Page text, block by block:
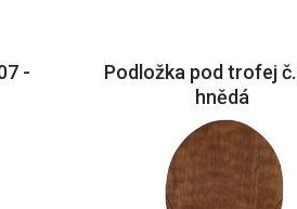
-
Podložka pod trofej
hnědá